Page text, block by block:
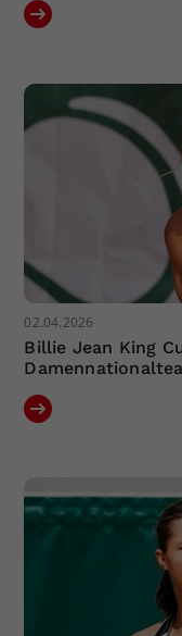
02.04.2026
Billie Jean King